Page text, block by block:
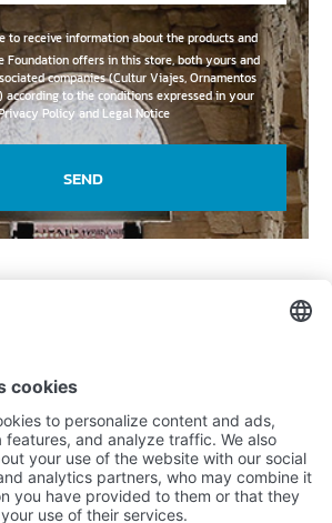
to receive information about the products and
offers in this store, both yours and
companies (Cultur Viajes, Ornamentos
according to the conditions expressed in your
Policy and Legal Notice
SEND
the Ministry of Education, Culture and Sports